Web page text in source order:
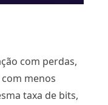
com perdas,
menos
taxa de bits,